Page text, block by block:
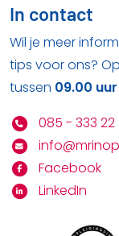
In contact
Wil je meer
tips voor ons?
tussen 09.00 uur
085 - 333 22
Facebook
LinkedIn